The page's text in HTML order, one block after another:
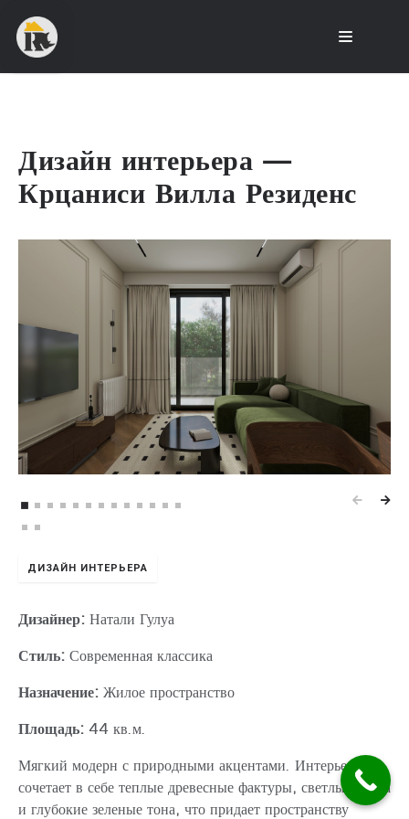
Дизайн интерьера —
Крцаниси Вилла Резиденс
ДИЗАЙН ИНТЕРЬЕРА
Дизайнер: Натали Гулуа
Стиль: Современная классика
Назначение: Жилое пространство
Площадь: 44 кв.м.
Мягкий модерн с природными акцентами. Интерьер
сочетает в себе теплые древесные фактуры, светлые цвета
и глубокие зеленые тона, что придает пространству